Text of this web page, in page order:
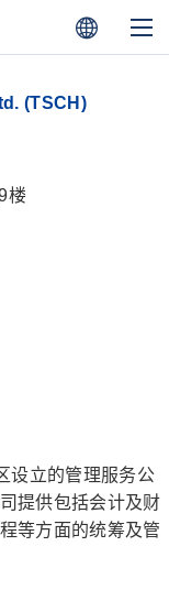
(TSCH)
楼
设立的管理服务公
提供包括会计及财
等方面的统筹及管